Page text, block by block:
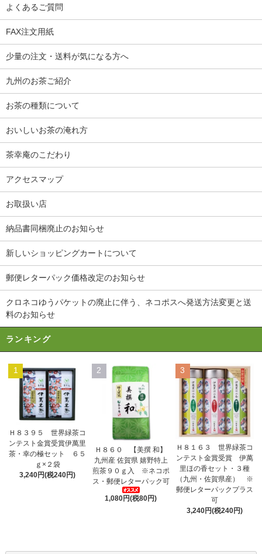
よくあるご質問
FAX注文用紙
少量の注文・送料が気になる方へ
九州のお茶ご紹介
お茶の種類について
おいしいお茶の淹れ方
茶幸庵のこだわり
アクセスマップ
お取扱い店
納品書同梱廃止のお知らせ
新しいショッピングカートについて
郵便レターパック価格改定のお知らせ
クロネコゆうパケットの廃止に伴う、ネコポスへ発送方法変更と送
料のお知らせ
ランキング
1
Ｈ８３９５ 世界緑茶コ
ンテスト金賞受賞伊萬里
茶・幸の極セット ６５
ｇ×２袋
3,240円(税240円)
2
Ｈ８６０ 【美撰 和】
九州産 佐賀県 嬉野特上
煎茶９０ｇ入 ※ネコポ
ス・郵便レターパック可
1,080円(税80円)
3
Ｈ８１６３ 世界緑茶コ
ンテスト金賞受賞 伊萬
里ほの香セット・３種
（九州・佐賀県産） ※
郵便レターパックプラス
可
3,240円(税240円)